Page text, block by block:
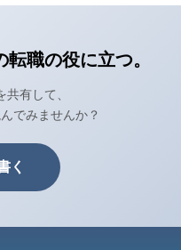
職の役に立つ。
有して、
でみませんか？
く